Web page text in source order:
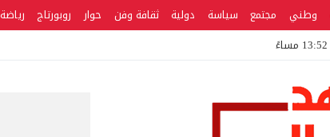
وطني مجتمع سياسة دولية ثقافة وفن حوار روبورتاج رياضة